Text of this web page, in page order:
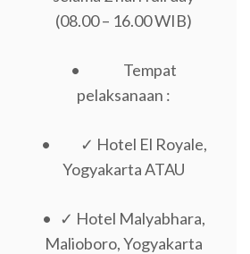
(08.00 – 16.00 WIB)
• Tempat
pelaksanaan :
• ✓ Hotel El Royale,
Yogyakarta ATAU
• ✓ Hotel Malyabhara,
Malioboro, Yogyakarta